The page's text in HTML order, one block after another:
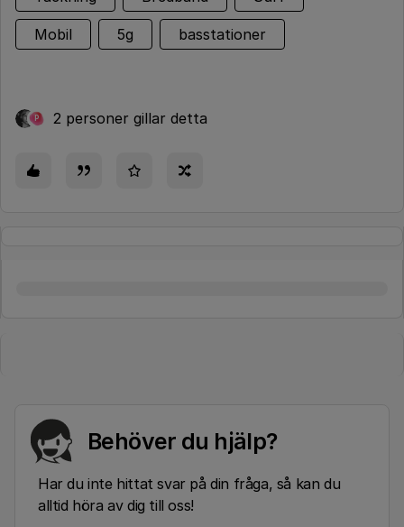
Mobil 5g basstationer
P 2 personer gillar detta
Behöver du hjälp?
Har du inte hittat svar på din fråga, så kan du
alltid höra av dig till oss!